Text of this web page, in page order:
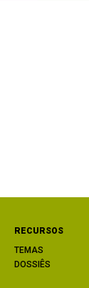
RECURSOS
TEMAS
DOSSIÊS